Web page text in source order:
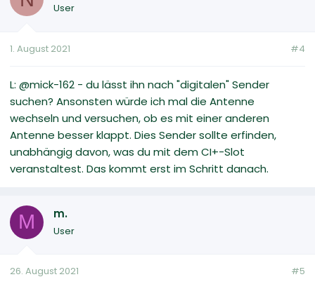
User
1. August 2021 #4
L: @mick-162 - du lässt ihn nach "digitalen" Sender
suchen? Ansonsten würde ich mal die Antenne
wechseln und versuchen, ob es mit einer anderen
Antenne besser klappt. Dies Sender sollte erfinden,
unabhängig davon, was du mit dem CI+-Slot
veranstaltest. Das kommt erst im Schritt danach.
M m.
User
26. August 2021 #5